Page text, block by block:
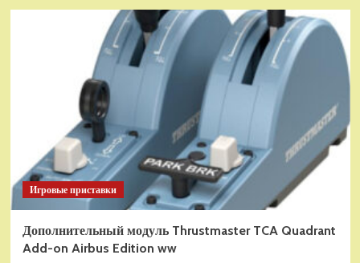
Игровые приставки
Дополнительный модуль Thrustmaster TCA Quadrant
Add-on Airbus Edition ww